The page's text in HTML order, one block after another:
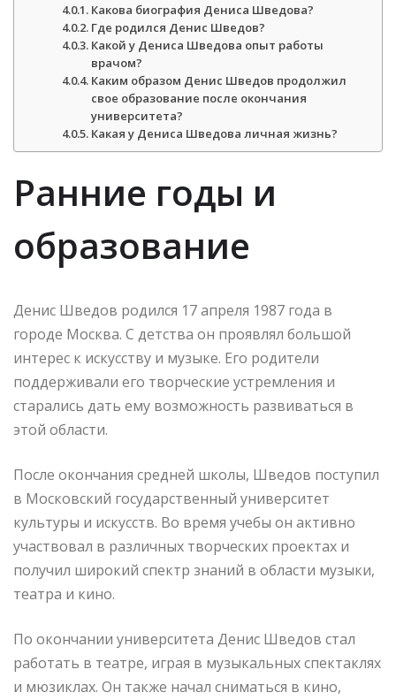
Какова биография Дениса Шведова?
Где родился Денис Шведов?
Какой у Дениса Шведова опыт работы
врачом?
Каким образом Денис Шведов продолжил
свое образование после окончания
университета?
Какая у Дениса Шведова личная жизнь?
Ранние годы и
образование
Денис Шведов родился 17 апреля 1987 года в
городе Москва. С детства он проявлял большой
интерес к искусству и музыке. Его родители
поддерживали его творческие устремления и
старались дать ему возможность развиваться в
этой области.
После окончания средней школы, Шведов поступил
в Московский государственный университет
культуры и искусств. Во время учебы он активно
участвовал в различных творческих проектах и
получил широкий спектр знаний в области музыки,
театра и кино.
По окончании университета Денис Шведов стал
работать в театре, играя в музыкальных спектаклях
и мюзиклах. Он также начал сниматься в кино,